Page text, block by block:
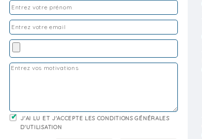
J'AI LU ET J'ACCEPTE LES CONDITIONS GÉNÉRALES
D'UTILISATION